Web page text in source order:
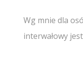
Wg mnie dla
interwałowy